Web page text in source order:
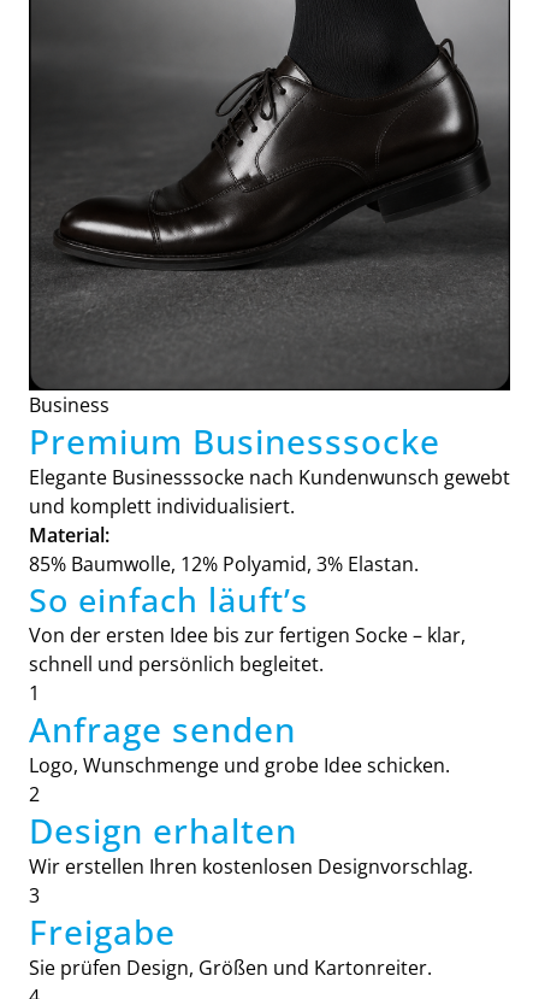
Business
Premium Businesssocke
Elegante Businesssocke nach Kundenwunsch gewebt
und komplett individualisiert.
Material:
85% Baumwolle, 12% Polyamid, 3% Elastan.
So einfach läuft’s
Von der ersten Idee bis zur fertigen Socke – klar,
schnell und persönlich begleitet.
1
Anfrage senden
Logo, Wunschmenge und grobe Idee schicken.
2
Design erhalten
Wir erstellen Ihren kostenlosen Designvorschlag.
3
Freigabe
Sie prüfen Design, Größen und Kartonreiter.